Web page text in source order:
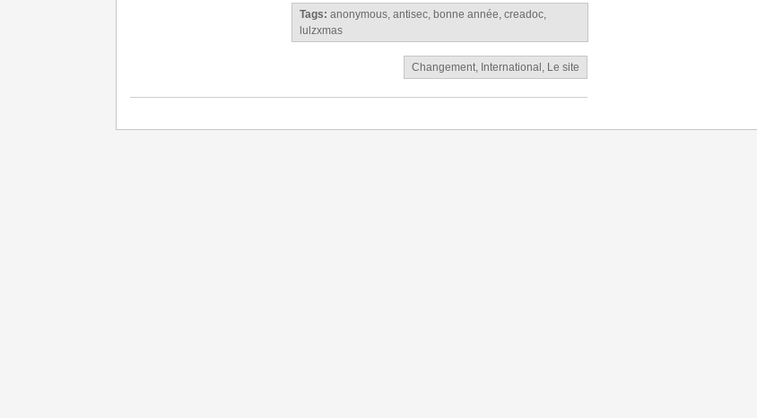
Tags: anonymous, antisec, bonne année, creadoc,
lulzxmas
Changement, International , Le site